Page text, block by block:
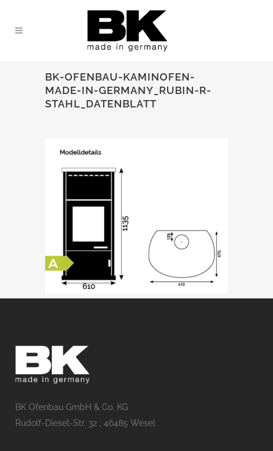
BK-OFENBAU-KAMINOFEN-
MADE-IN-GERMANY_RUBIN-R-
STAHL_DATENBLATT
BK Ofenbau GmbH & Co. KG
Rudolf-Diesel-Str. 32 , 46485 Wesel